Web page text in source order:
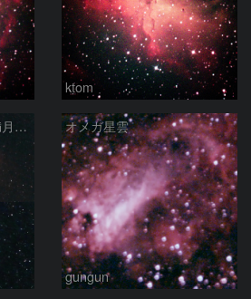
ktom
スマート望遠鏡による満月下の星雲（M16,NGC6960） オメガ星雲
gungun